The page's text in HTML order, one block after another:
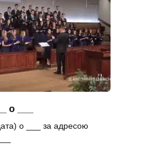
о ___
о ___ за адресою